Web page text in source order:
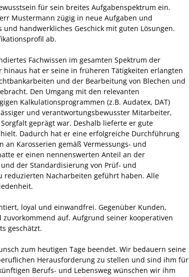
für sein breites Aufgabenspektrum ein.
Mustermann zügig in neue Aufgaben und
handwerkliches Geschick mit guten Lösungen.
ab.
Fachwissen im gesamten Spektrum der
hinaus hat er seine in früheren Tätigkeiten erlangten
und der Bearbeitung von Blechen und
Den Umgang mit den relevanten
Kalkulationsprogrammen (z.B. Audatex, DAT)
und verantwortungsbewusster Mitarbeiter,
Sorgfalt geprägt war. Deshalb lieferte er gute
Dadurch hat er eine erfolgreiche Durchführung
Karosserien gemäß Vermessungs- und
er einen nennenswerten Anteil an der
der Standardisierung von Prüf- und
reduzierten Nacharbeiten geführt haben. Alle
loyal und einwandfrei. Gegenüber Kunden,
zuvorkommend auf. Aufgrund seiner kooperativen
geschätzt.
zum heutigen Tage beendet. Wir bedauern seine
Herausforderung zu stellen und sind ihm für
Berufs- und Lebensweg wünschen wir ihm